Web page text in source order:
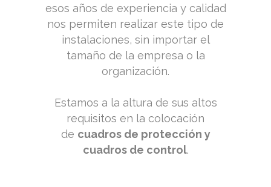
esos años de experiencia y calidad
nos permiten realizar este tipo de
instalaciones, sin importar el
tamaño de la empresa o la
organización.
Estamos a la altura de sus altos
requisitos en la colocación
de cuadros de protección y
cuadros de control.